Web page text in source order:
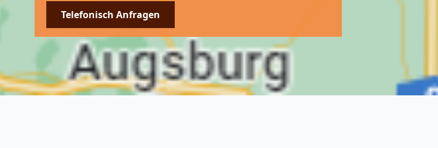
Telefonisch Anfragen